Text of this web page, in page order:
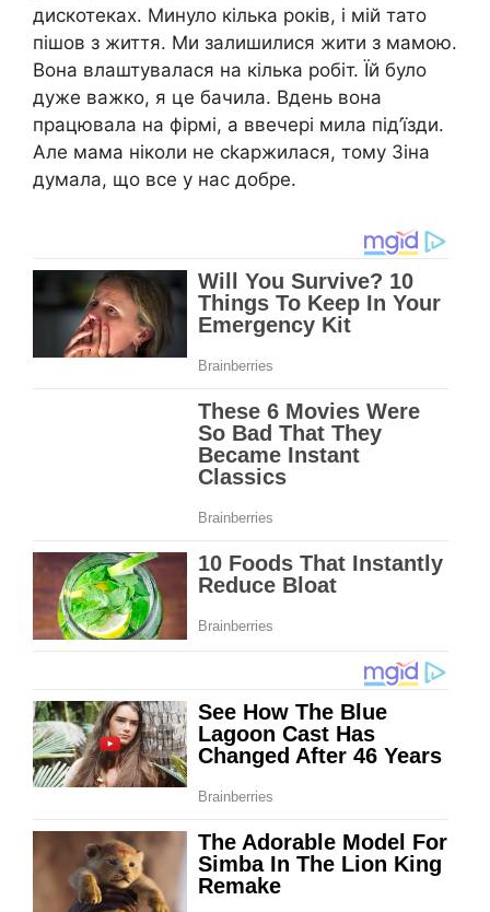
дискотеках. Минуло кілька років, і мій тато
пішов з життя. Ми залишилися жити з мамою.
Вона влаштувалася на кілька робіт. Їй було
дуже важко, я це бачила. Вдень вона
працювала на фірмі, а ввечері мила під’їзди.
Але мама ніколи не сkаржилася, тому Зіна
думала, що все у нас добре.